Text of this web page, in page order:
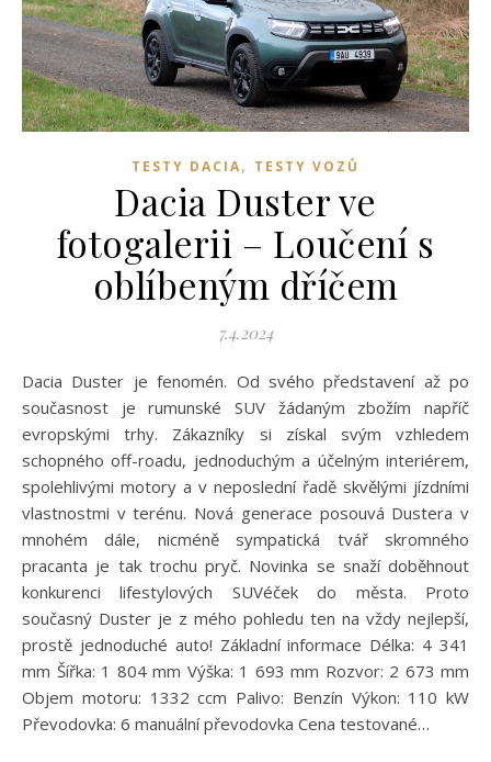
TESTY DACIA, TESTY VOZŮ
Dacia Duster ve
fotogalerii – Loučení s
oblíbeným dříčem
7.4.2024
Dacia Duster je fenomén. Od svého představení až po
současnost je rumunské SUV žádaným zbožím napříč
evropskými trhy. Zákazníky si získal svým vzhledem
schopného off-roadu, jednoduchým a účelným interiérem,
spolehlivými motory a v neposlední řadě skvělými jízdními
vlastnostmi v terénu. Nová generace posouvá Dustera v
mnohém dále, nicméně sympatická tvář skromného
pracanta je tak trochu pryč. Novinka se snaží doběhnout
konkurenci lifestylových SUVéček do města. Proto
současný Duster je z mého pohledu ten na vždy nejlepší,
prostě jednoduché auto! Základní informace Délka: 4 341
mm Šířka: 1 804 mm Výška: 1 693 mm Rozvor: 2 673 mm
Objem motoru: 1332 ccm Palivo: Benzín Výkon: 110 kW
Převodovka: 6 manuální převodovka Cena testované…